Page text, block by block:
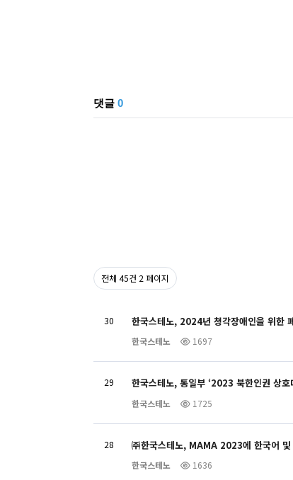
댓글 0
전체 45건 2 페이지
30 한국스테노, 2024년 청각장애인을 위한
한국스테노 1697
29 한국스테노, 통일부 ‘2023 북한인권 상
한국스테노 1725
28 ㈜한국스테노, MAMA 2023에 한국어
한국스테노 1636